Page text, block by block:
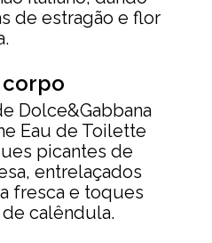
de estragão e flor
corpo
Dolce&Gabbana
Eau de Toilette
picantes de
entrelaçados
fresca e toques
calêndula.